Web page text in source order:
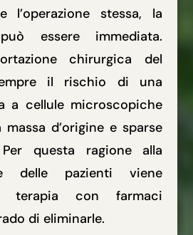
l’operazione stessa, la
essere immediata.
chirurgica del
il rischio di una
a cellule microscopiche
d’origine e sparse
questa ragione alla
delle pazienti viene
terapia con farmaci
di eliminarle.